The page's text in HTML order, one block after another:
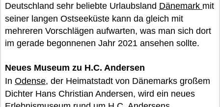
Deutschland sehr beliebte Urlaubsland Dänemark mit
seiner langen Ostseeküste kann da gleich mit
mehreren Vorschlägen aufwarten, was man sich dort
im gerade begonnenen Jahr 2021 ansehen sollte.
Neues Museum zu H.C. Andersen
In Odense, der Heimatstadt von Dänemarks großem
Dichter Hans Christian Andersen, wird ein neues